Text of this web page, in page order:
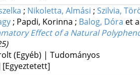
; Nikoletta, Almási ; Szilvia,
; Papdi, Korinna ; Balog, Dóra et
Effect of a Natural
(Egyéb) | Tudományos
[Egyeztetett]